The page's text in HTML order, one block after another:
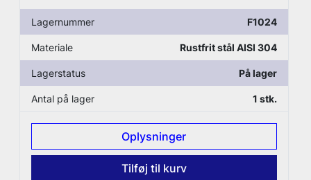
Lagernummer F1024
Materiale Rustfrit stål AISI 304
Lagerstatus På lager
Antal på lager 1 stk.
Oplysninger
Tilføj til kurv